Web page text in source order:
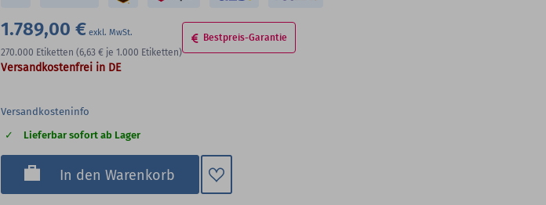
1.789,00 €
270.000 Etiketten (6,63 € je 1.000 Etiketten)
Bestpreis-Garantie
Versandkostenfrei in DE
Versandkosteninfo
Lieferbar sofort ab Lager
In den Warenkorb
Zum